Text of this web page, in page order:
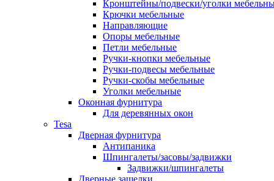
Кронштейны/подвески/уголки
Крючки мебельные
Направляющие
Опоры мебельные
Петли мебельные
Ручки-кнопки мебельные
Ручки-подвесы мебельные
Ручки-скобы мебельные
Уголки мебельные
Оконная фурнитура
Для деревянных окон
Tesa
Дверная фурнитура
Антипаника
Шпингалеты/засовы/задвижки
Задвижки/шпингалеты
Дверные защелки